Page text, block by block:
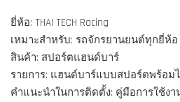
ยี่ห้อ: THAI TECH Racing
เหมาะสำหรับ: รถจักรยานยนต์ทุกยี่ห้อ
สินค้า: สปอร์ตแฮนด์บาร์
รายการ: แฮนด์บาร์แบบสปอร์ตพร้อมไ
คำแนะนำในการติดตั้ง: คู่มือการใช้งา